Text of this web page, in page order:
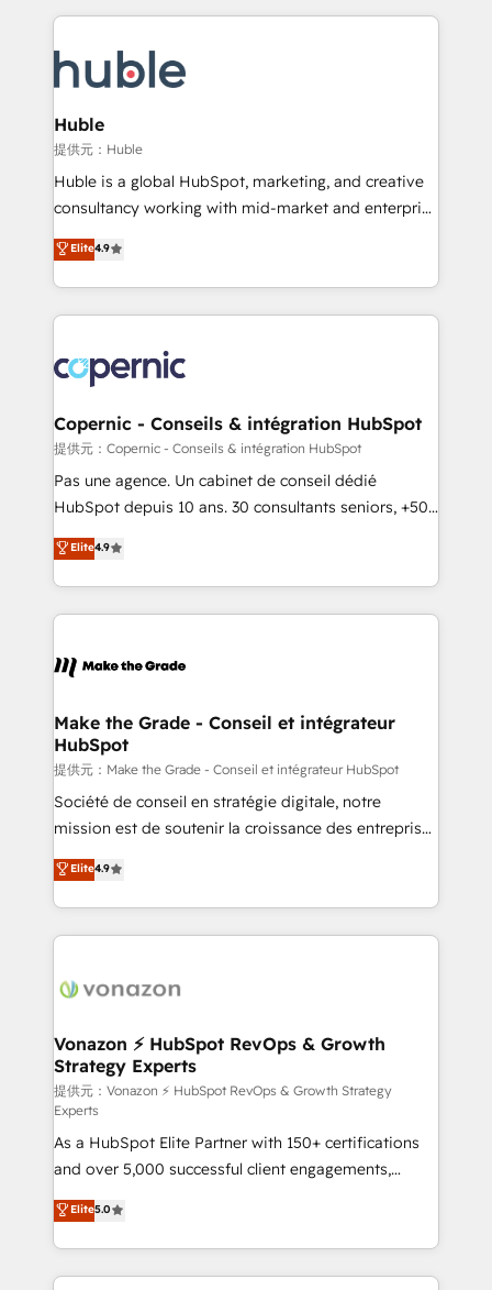
WooCommerce, BuilderTrend, and more Experience
the difference — reach out to see how AI + HubSpot
results)! In short, our services include: - HubSpot
HubSpot development: websites, custom modules,
integrations - Marketing & sales solutions: digital
marketing, advertising, campaigns, content and
design We connect people, data and technology to
improve customer experiences. With our bright
people, exciting ideas and can-do mentality, we
your challenge; our passionate and growth driven
team of 100+ experts is ready for you! Driving digital
Huble
提供元：Huble
Huble is a global HubSpot, marketing, and creative
consultancy working with mid-market and enterprise
businesses. We go beyond implementation, shaping
the strategy, processes, and teams that turn
HubSpot into a genuine growth engine. Named
HubSpot's Global Partner of the Year in 2024,
worldwide, and with over 15 years in the ecosystem,
Huble has built a track record that speaks for itself.
One company, one operating model, delivering
across offices and consulting teams in the UK, USA,
Canada, Germany, France, Belgium, Singapore, and
South Africa. Certified compliant with ISO/IEC
international offices and 175+ employees.
Elite4.9
Copernic - Conseils & intégration HubSpot
提供元：Copernic - Conseils & intégration HubSpot
Pas une agence. Un cabinet de conseil dédié
HubSpot depuis 10 ans. 30 consultants seniors, +500
clients, un ROI mesurable. Notre mission : faire de
HubSpot un vrai levier de performance pour votre
organisation. Cela passe par la compréhension de
vos processus, la fiabilisation de vos données et
la plateforme. Nos domaines d'intervention : -
& reprise de données - Stratégie RevOps &
alignement Marketing / Sales - Data, reporting &
tableaux de bord - Onboarding, audit &
optimisation - Intégrations métiers (ERP, téléphonie,
e-commerce) - Formation & accompagnement au
et grandes entreprises en France et à l'international,
dans des secteurs variés : SaaS, immobilier,
Elite4.9
Make the Grade - Conseil et intégrateur
HubSpot
提供元：Make the Grade - Conseil et intégrateur HubSpot
Société de conseil en stratégie digitale, notre
mission est de soutenir la croissance des entreprises
B2B à travers l’acquisition de nouveaux clients,
l'intégration CRM et le développement des revenus
auprès de vos comptes existants. En France et à
l'international, nous travaillons avec des ETI
delà d’une simple transformation digitale et des
➤ L’intégration de CRM et de méthodologie RevOps
pour aligner les équipes marketing, commerciales et
support client (data migration, synchronisation API,
audit et maintenance) ➤ La création de sites internet
de conversion qui transforment les visiteurs en
opportunités d'affaires ➤ La mise en place de
stratégies d'acquisition marketing (SEO, SEA,
inbound, automatisation marketing, ABM, IA,
emailing) Informations clés : - 10 ans d'expérience -
100+ intégrations CRM HubSpot réussies - 40
Elite4.9
Vonazon ⚡ HubSpot RevOps & Growth
Strategy Experts
提供元：Vonazon ⚡ HubSpot RevOps & Growth Strategy
Experts
As a HubSpot Elite Partner with 150+ certifications
and over 5,000 successful client engagements,
Vonazon turns marketing complexity into
measurable, scalable growth. From onboarding to
enterprise-grade campaigns, our in-house team
builds scalable strategies that drive long-term
Elite5.0